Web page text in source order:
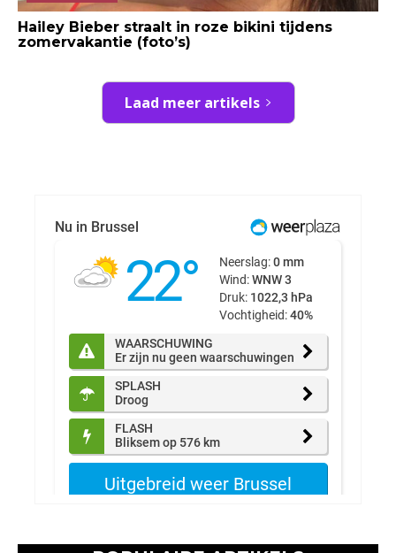
Hailey Bieber straalt in roze bikini tijdens
zomervakantie (foto’s)
Laad meer artikels